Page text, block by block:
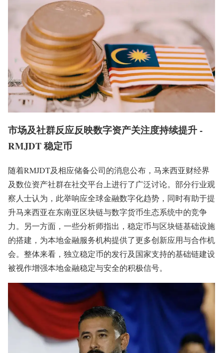
市场及社群反应反映数字资产关注度持续提升 -
RMJDT 稳定币
随着RMJDT及相应储备公司的消息公布，马来西亚财经界
及数位资产社群在社交平台上进行了广泛讨论。部分行业观
察人士认为，此举响应全球金融数字化趋势，同时有助于提
升马来西亚在东南亚区块链与数字货币生态系统中的竞争
力。另一方面，一些分析师指出，稳定币与区块链基础设施
的搭建，为本地金融服务机构提供了更多创新应用与合作机
会。整体来看，独立稳定币的发行及国家支持的基础链建设
被视作增强本地金融稳定与安全的积极信号。